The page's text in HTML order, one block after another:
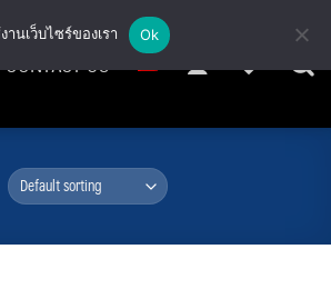
CONTACT US
นเว็บไซร์ของเรา Ok